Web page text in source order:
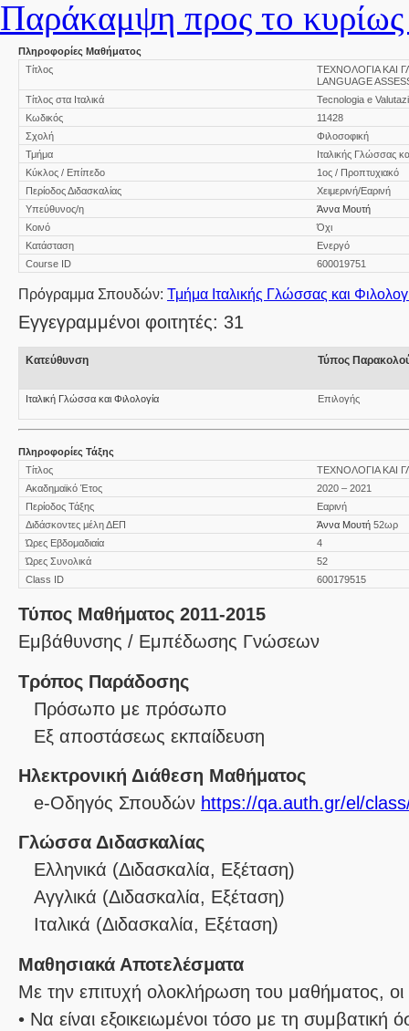
Παράκαμψη προς το κυρίως
Πληροφορίες Μαθήματος
Τίτλος
ΤΕΧΝΟΛΟΓΙΑ ΚΑΙ
LANGUAGE
Τίτλος στα Ιταλικά
Tecnologia e
Κωδικός
11428
Σχολή
Φιλοσοφική
Τμήμα
Ιταλικής Γλώσσας
Κύκλος / Επίπεδο
1ος / Προπτυχιακό
Περίοδος Διδασκαλίας
Χειμερινή/Εαρινή
Υπεύθυνος/η
Άννα Μουτή
Κοινό
Όχι
Κατάσταση
Ενεργό
Course ID
600019751
Πρόγραμμα Σπουδών: Τμήμα Ιταλικής Γλώσσας και
Εγγεγραμμένοι φοιτητές: 31
Κατεύθυνση Τύπος
Ιταλική Γλώσσα και Φιλολογία Επιλογής
Πληροφορίες Τάξης
Τίτλος
ΤΕΧΝΟΛΟΓΙΑ ΚΑΙ
Ακαδημαϊκό Έτος
2020 – 2021
Περίοδος Τάξης
Εαρινή
Διδάσκοντες μέλη ΔΕΠ
Άννα Μουτή 52ωρ
Ώρες Εβδομαδιαία
4
Ώρες Συνολικά
52
Class ID
600179515
Τύπος Μαθήματος 2011-2015
Εμβάθυνσης / Εμπέδωσης Γνώσεων
Τρόπος Παράδοσης
Πρόσωπο με πρόσωπο
Eξ απoστάσεως εκπαίδευση
Ηλεκτρονική Διάθεση Μαθήματος
e-Οδηγός Σπουδών https://qa.auth.gr/el/
Γλώσσα Διδασκαλίας
Ελληνικά (Διδασκαλία, Εξέταση)
Αγγλικά (Διδασκαλία, Εξέταση)
Ιταλικά (Διδασκαλία, Εξέταση)
Μαθησιακά Αποτελέσματα
Με την επιτυχή ολοκλήρωση του μαθήματος, οι
• Να είναι εξοικειωμένοι τόσο με τη συμβατική